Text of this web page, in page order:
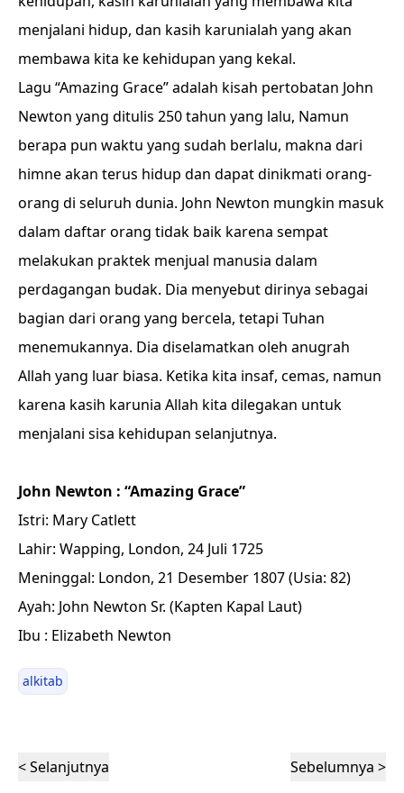
menjalani hidup, dan kasih karunialah yang akan
membawa kita ke kehidupan yang kekal.
Lagu “Amazing Grace” adalah kisah pertobatan John
Newton yang ditulis 250 tahun yang lalu, Namun
berapa pun waktu yang sudah berlalu, makna dari
himne akan terus hidup dan dapat dinikmati orang-
orang di seluruh dunia. John Newton mungkin masuk
dalam daftar orang tidak baik karena sempat
melakukan praktek menjual manusia dalam
perdagangan budak. Dia menyebut dirinya sebagai
bagian dari orang yang bercela, tetapi Tuhan
menemukannya. Dia diselamatkan oleh anugrah
Allah yang luar biasa. Ketika kita insaf, cemas, namun
karena kasih karunia Allah kita dilegakan untuk
menjalani sisa kehidupan selanjutnya.
John Newton : “Amazing Grace”
Istri: Mary Catlett
Lahir: Wapping, London, 24 Juli 1725
Meninggal: London, 21 Desember 1807 (Usia: 82)
Ayah: John Newton Sr. (Kapten Kapal Laut)
Ibu : Elizabeth Newton
alkitab
< Selanjutnya Sebelumnya >